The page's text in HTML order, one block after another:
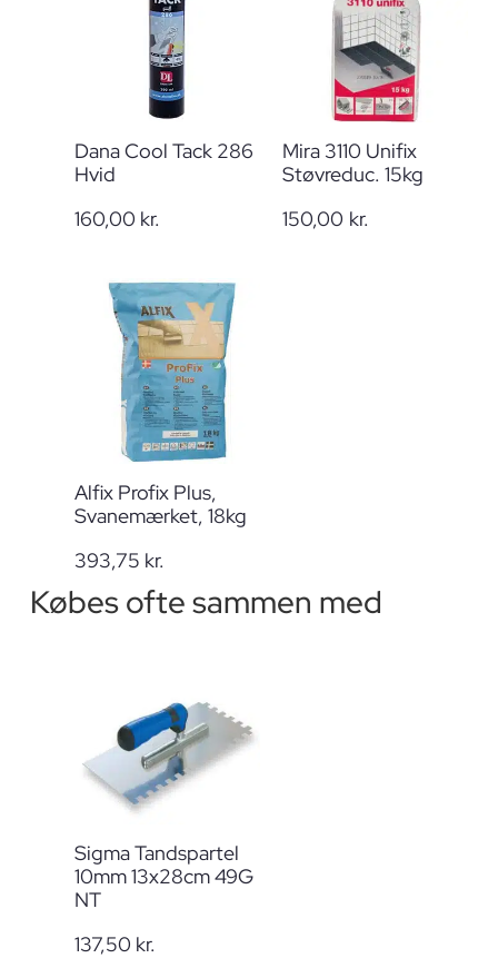
Dana Cool Tack 286
Hvid
160,00 kr.
Mira 3110 Unifix
Støvreduc. 15kg
150,00 kr.
Alfix Profix Plus,
Svanemærket, 18kg
393,75 kr.
Købes ofte sammen med
Sigma Tandspartel
10mm 13x28cm 49G
NT
137,50 kr.